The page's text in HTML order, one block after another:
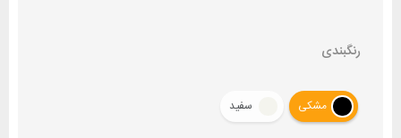
رنگبندی
مشکی سفید